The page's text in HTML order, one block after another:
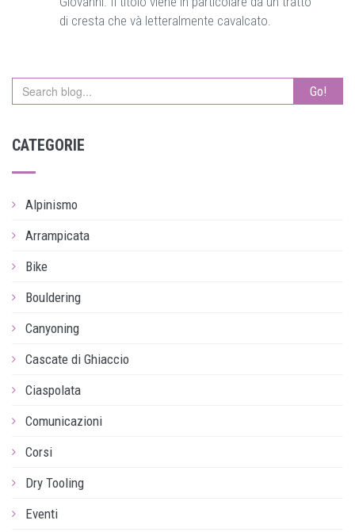
di cresta che và letteralmente cavalcato.
Go!
CATEGORIE
Alpinismo
Arrampicata
Bike
Bouldering
Canyoning
Cascate di Ghiaccio
Ciaspolata
Comunicazioni
Corsi
Dry Tooling
Eventi